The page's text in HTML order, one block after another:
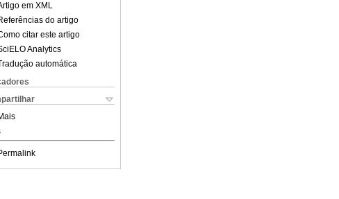
em XML
do artigo
citar este artigo
Analytics
automática